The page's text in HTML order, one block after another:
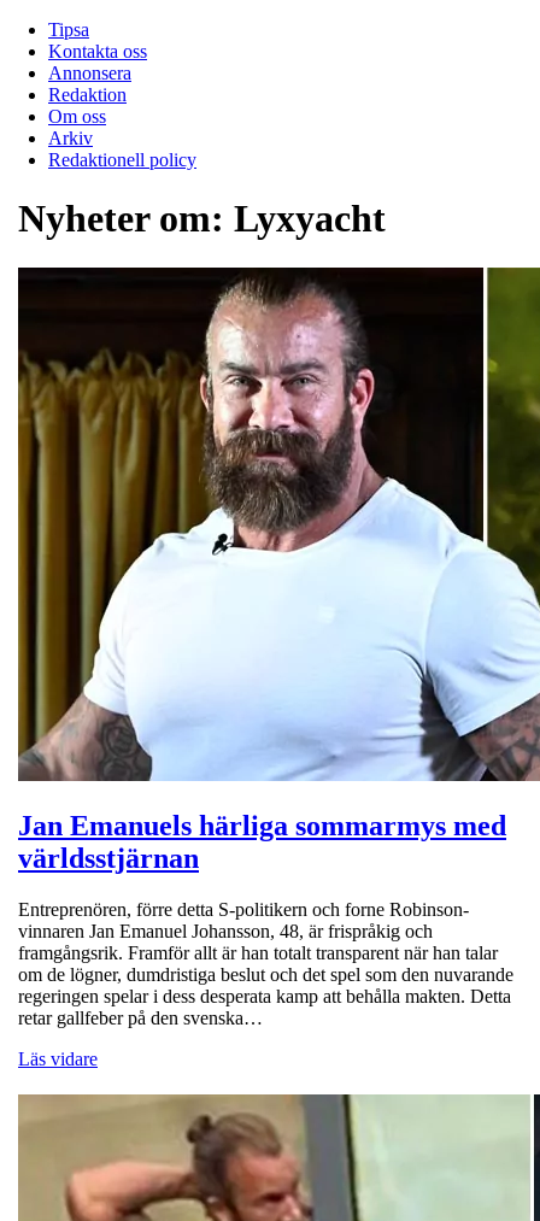
Tipsa
Kontakta oss
Annonsera
Redaktion
Om oss
Arkiv
Redaktionell policy
Nyheter om: Lyxyacht
Jan Emanuels härliga sommarmys med
världsstjärnan
Entreprenören, förre detta S-politikern och forne Robinson-
vinnaren Jan Emanuel Johansson, 48, är frispråkig och
framgångsrik. Framför allt är han totalt transparent när han talar
om de lögner, dumdristiga beslut och det spel som den nuvarande
regeringen spelar i dess desperata kamp att behålla makten. Detta
retar gallfeber på den svenska…
Läs vidare